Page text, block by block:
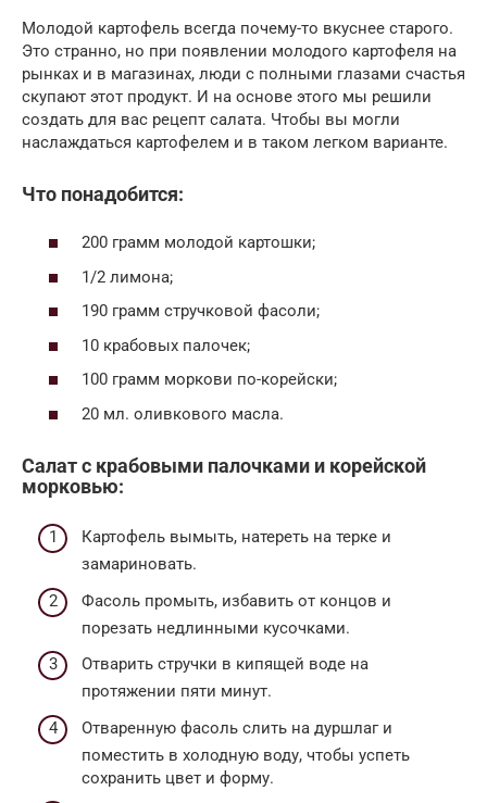
Молодой картофель всегда почему-то вкуснее старого.
Это странно, но при появлении молодого картофеля на
рынках и в магазинах, люди с полными глазами счастья
скупают этот продукт. И на основе этого мы решили
создать для вас рецепт салата. Чтобы вы могли
наслаждаться картофелем и в таком легком варианте.
Что понадобится:
200 грамм молодой картошки;
1/2 лимона;
190 грамм стручковой фасоли;
10 крабовых палочек;
100 грамм моркови по-корейски;
20 мл. оливкового масла.
Салат с крабовыми палочками и корейской
морковью:
Картофель вымыть, натереть на терке и
замариновать.
Фасоль промыть, избавить от концов и
порезать недлинными кусочками.
Отварить стручки в кипящей воде на
протяжении пяти минут.
Отваренную фасоль слить на дуршлаг и
поместить в холодную воду, чтобы успеть
сохранить цвет и форму.